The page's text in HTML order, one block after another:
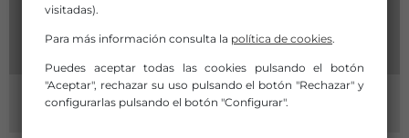
visitadas).
Para más información consulta la política de cookies.
Puedes aceptar todas las cookies pulsando el botón
"Aceptar", rechazar su uso pulsando el botón "Rechazar" y
configurarlas pulsando el botón "Configurar".